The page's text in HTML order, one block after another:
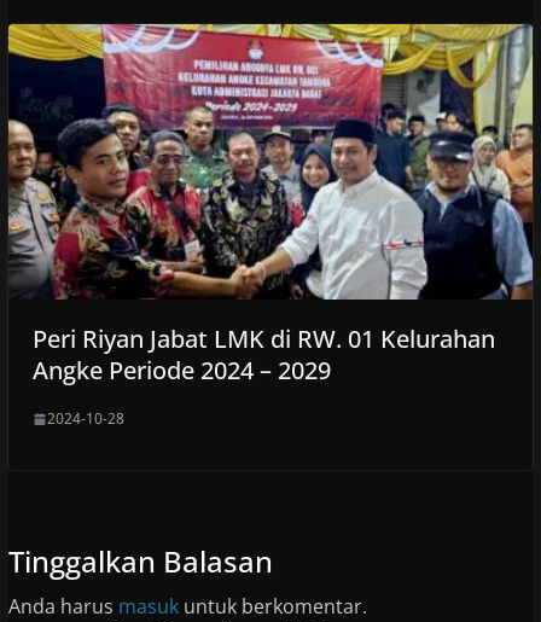
Peri Riyan Jabat LMK di RW. 01 Kelurahan
Angke Periode 2024 – 2029
2024-10-28
Tinggalkan Balasan
Anda harus masukuntuk berkomentar.